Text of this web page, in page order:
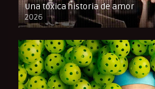
Una tóxica historia de amor
2026
FULL HD